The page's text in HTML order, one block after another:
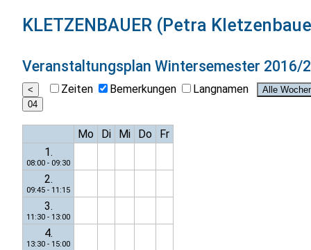
KLETZENBAUER (Petra
Veranstaltungsplan Wintersemester 2016/
Zeiten Bemerkungen Langnamen
Mo Di Mi Do
Fr
1.
08:00 - 09:30
2.
09:45 - 11:15
3.
11:30 - 13:00
4.
13:30 - 15:00